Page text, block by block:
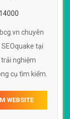
chuyên
tại
nghiệm
cụ tìm kiếm.
WEBSITE